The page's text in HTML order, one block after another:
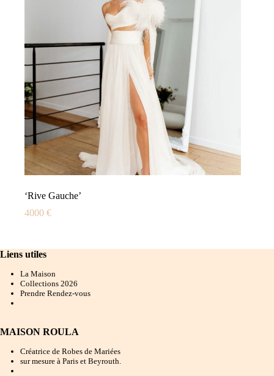
‘Rive Gauche’
4000 €
Liens utiles
La Maison
Collections 2026
Prendre Rendez-vous
MAISON ROULA
Créatrice de Robes de Mariées
sur mesure à Paris et Beyrouth.